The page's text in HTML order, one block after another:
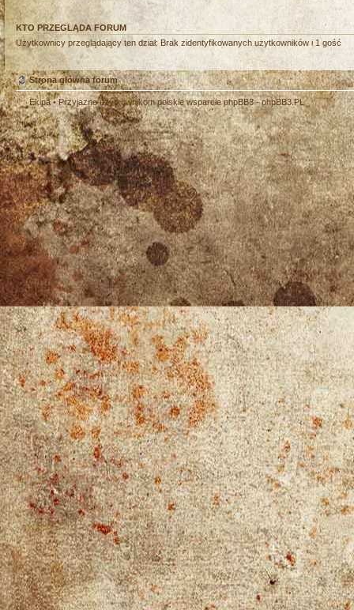
KTO PRZEGLĄDA FORUM
Użytkownicy przeglądający ten dział: Brak zidentyfikowanych użytkowników i 1 gość
Strona główna forum
Ekipa• Przyjazne użytkownikom polskie wsparcie phpBB3 -phpBB3.PL